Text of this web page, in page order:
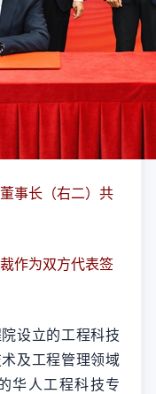
事长（右二）共
作为双方代表签
设立的工程科技
及工程管理领域
华人工程科技专